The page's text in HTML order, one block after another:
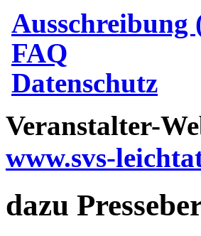
Ausschreibung
FAQ
Datenschutz
Veranstalter-
www.svs-
dazu